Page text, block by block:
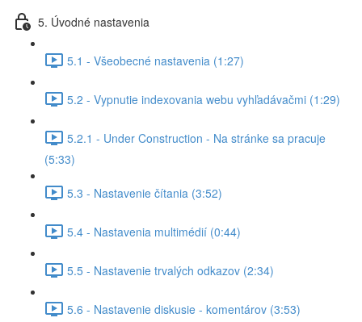
5. Úvodné nastavenia
5.1 - Všeobecné nastavenia (1:27)
5.2 - Vypnutie indexovania webu vyhľadávačmi (1:29)
5.2.1 - Under Construction - Na stránke sa pracuje
(5:33)
5.3 - Nastavenie čítania (3:52)
5.4 - Nastavenia multimédií (0:44)
5.5 - Nastavenie trvalých odkazov (2:34)
5.6 - Nastavenie diskusie - komentárov (3:53)